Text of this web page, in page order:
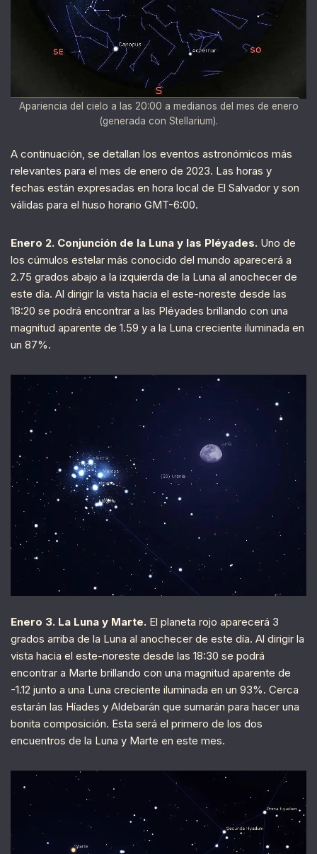
Apariencia del cielo a las 20:00 a medianos del mes de enero
(generada con Stellarium).
A continuación, se detallan los eventos astronómicos más
relevantes para el mes de enero de 2023. Las horas y
fechas están expresadas en hora local de El Salvador y son
válidas para el huso horario GMT-6:00.
Enero 2. Conjunción de la Luna y las Pléyades. Uno de
los cúmulos estelar más conocido del mundo aparecerá a
2.75 grados abajo a la izquierda de la Luna al anochecer de
este día. Al dirigir la vista hacia el este-noreste desde las
18:20 se podrá encontrar a las Pléyades brillando con una
magnitud aparente de 1.59 y a la Luna creciente iluminada en
un 87%.
Enero 3. La Luna y Marte. El planeta rojo aparecerá 3
grados arriba de la Luna al anochecer de este día. Al dirigir la
vista hacia el este-noreste desde las 18:30 se podrá
encontrar a Marte brillando con una magnitud aparente de
-1.12 junto a una Luna creciente iluminada en un 93%. Cerca
estarán las Híades y Aldebarán que sumarán para hacer una
bonita composición. Esta será el primero de los dos
encuentros de la Luna y Marte en este mes.